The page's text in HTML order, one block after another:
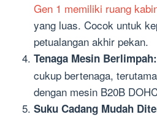
Gen 1 memiliki ruang
yang luas. Cocok untuk
petualangan akhir pekan.
Tenaga Mesin Berlimpah:
cukup bertenaga,
dengan mesin B20B
Suku Cadang Mudah